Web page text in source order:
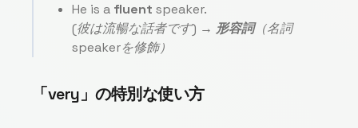
He is a fluent speaker.
(彼は流暢な話者です) → 形容詞（名詞
speakerを修飾）
「very」の特別な使い方